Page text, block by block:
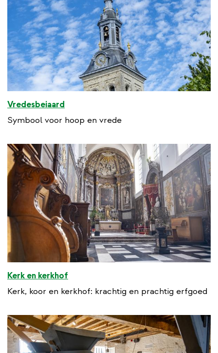
Vredesbeiaard
Symbool voor hoop en vrede
Kerk en kerkhof
Kerk, koor en kerkhof: krachtig en prachtig erfgoed